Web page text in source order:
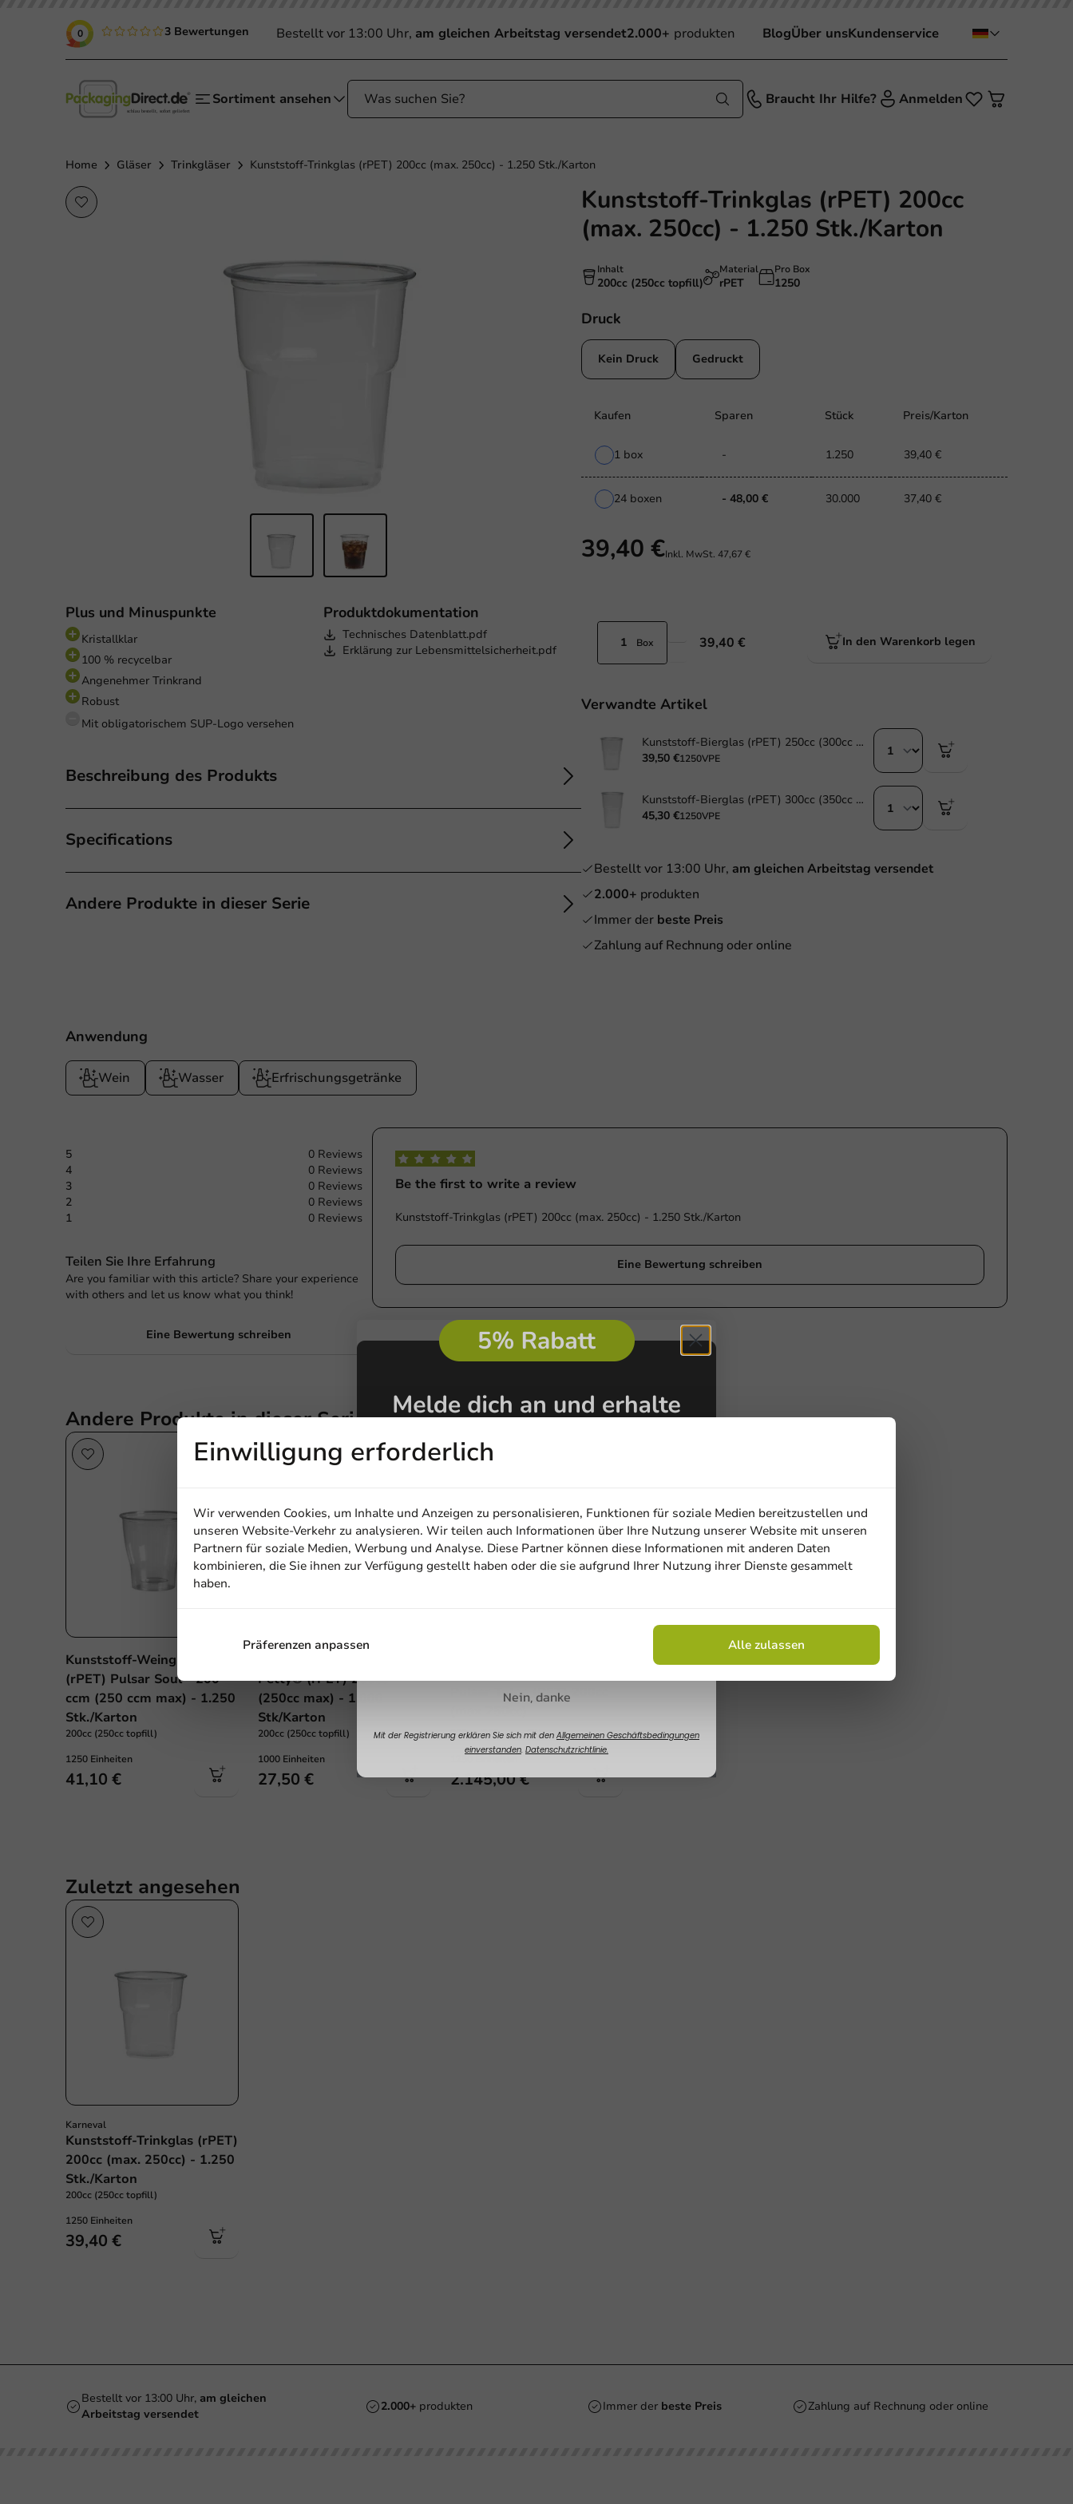
0 3 Bewertungen Bestellt vor 13:00 Uhr, am gleichen Arbeitstag versendet2.000+ produkten BlogÜber unsKundenservice
Sortiment ansehen Braucht Ihr Hilfe? Anmelden
Home Gläser Trinkgläser Kunststoff-Trinkglas (rPET) 200cc (max. 250cc) - 1.250 Stk./Karton
Plus und Minuspunkte
Kristallklar
100 % recycelbar
Angenehmer Trinkrand
Robust
Mit obligatorischem SUP-Logo versehen
Produktdokumentation
Technisches Datenblatt.pdf
Erklärung zur Lebensmittelsicherheit.pdf
Beschreibung des Produkts
Specifications
Andere Produkte in dieser Serie
Kunststoff-Trinkglas (rPET) 200cc
(max. 250cc) - 1.250 Stk./Karton
Inhalt
200cc (250cc topfill)
Material
rPET
Pro Box
1250
Druck
Kein Druck Gedruckt
Kaufen Sparen Stück Preis/Karton
1 box - 1.250 39,40 €
24 boxen - 48,00 € 30.000 37,40 €
39,40 €Inkl. MwSt. 47,67 €
Box 39,40 € In den Warenkorb legen
Verwandte Artikel
Kunststoff-Bierglas (rPET) 250cc (300cc max) - 1.250 Stk./Karton, 5,3 g
39,50 €1250VPE
Kunststoff-Bierglas (rPET) 300cc (350cc max) - 1.250 Stk./Karton
45,30 €1250VPE
Bestellt vor 13:00 Uhr, am gleichen Arbeitstag versendet
2.000+ produkten
Immer der beste Preis
Zahlung auf Rechnung oder online
Anwendung
Wein Wasser Erfrischungsgetränke
5
0 Reviews
4
0 Reviews
3
0 Reviews
2
0 Reviews
1
0 Reviews
Teilen Sie Ihre Erfahrung
Are you familiar with this article? Share your experience
with others and let us know what you think!
Eine Bewertung schreiben
Be the first to write a review
Kunststoff-Trinkglas (rPET) 200cc (max. 250cc) - 1.250 Stk./Karton
Eine Bewertung schreiben
Andere Produkte in dieser Serie
Kunststoff-Weinglas
(rPET) Pulsar Soul - 200
ccm (250 ccm max) - 1.250
Stk./Karton
200cc (250cc topfill)
1250 Einheiten
41,10 €
Petty® (rPET) 200cc
(250cc max) - 1.000
Stk/Karton
200cc (250cc topfill)
1000 Einheiten
27,50 €
Pulsar Tulpe (PET) 200cc
200cc (250cc topfill)
2.145,00 €
Zuletzt angesehen
Karneval
Kunststoff-Trinkglas (rPET)
200cc (max. 250cc) - 1.250
Stk./Karton
200cc (250cc topfill)
1250 Einheiten
39,40 €
Bestellt vor 13:00 Uhr, am gleichen
Arbeitstag versendet
2.000+ produkten Immer der beste Preis Zahlung auf Rechnung oder online
Einwilligung erforderlich
Wir verwenden Cookies, um Inhalte und Anzeigen zu personalisieren, Funktionen für soziale Medien bereitzustellen und
unseren Website-Verkehr zu analysieren. Wir teilen auch Informationen über Ihre Nutzung unserer Website mit unseren
Partnern für soziale Medien, Werbung und Analyse. Diese Partner können diese Informationen mit anderen Daten
kombinieren, die Sie ihnen zur Verfügung gestellt haben oder die sie aufgrund Ihrer Nutzung ihrer Dienste gesammelt
haben.
Präferenzen anpassen Alle zulassen
Nein, danke
Mit der Registrierung erklären Sie sich mit den Allgemeinen Geschäftsbedingungen
einverstanden. Datenschutzrichtlinie.